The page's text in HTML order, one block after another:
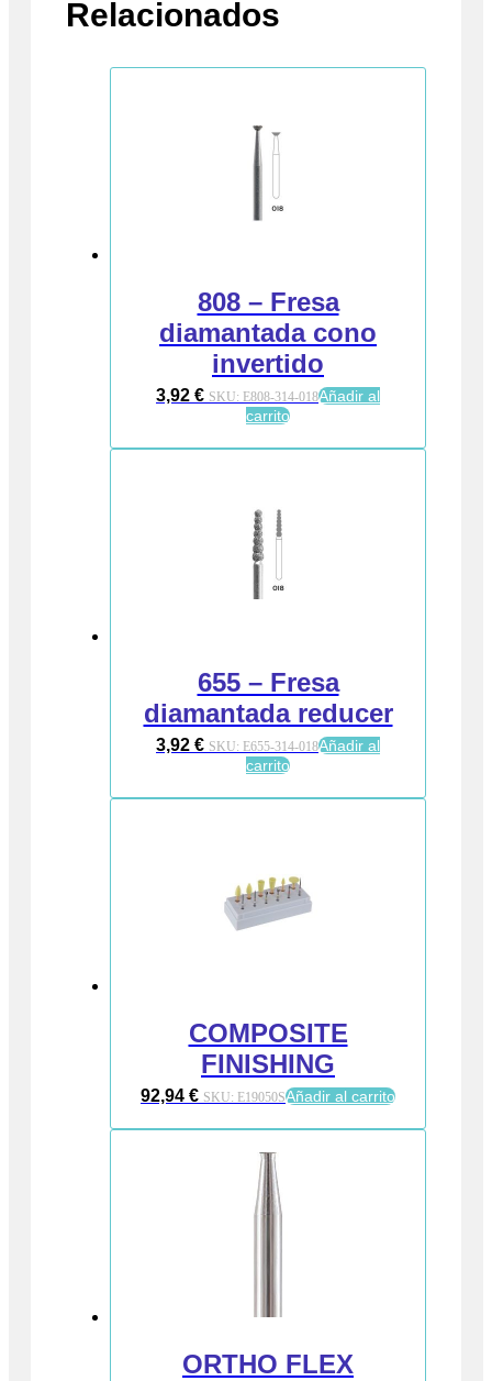
Relacionados
808 – Fresa
diamantada cono
invertido
3,92 € SKU: E808-314-018Añadir al
carrito
655 – Fresa
diamantada reducer
3,92 € SKU: E655-314-018Añadir al
carrito
COMPOSITE
FINISHING
92,94 € SKU: E19050SAñadir al carrito
ORTHO FLEX